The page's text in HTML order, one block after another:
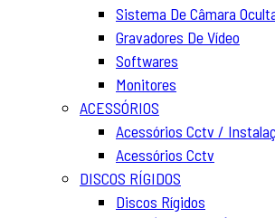
Sistema De Câmara
Gravadores De Vídeo
Softwares
Monitores
ACESSÓRIOS
Acessórios Cctv /
Acessórios Cctv
DISCOS RÍGIDOS
Discos Rígidos